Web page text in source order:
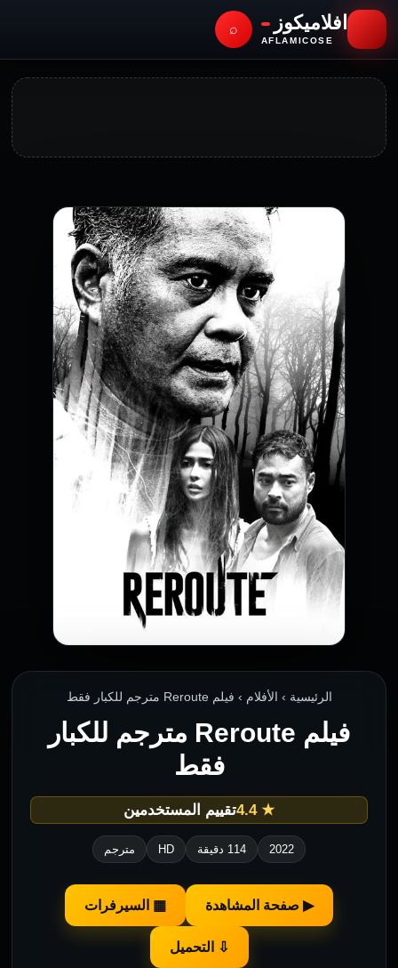
افلاميكوز
AFLAMICOSE
⌕
الرئيسية › الأفلام › فيلم Reroute مترجم للكبار فقط
فيلم Reroute مترجم للكبار
فقط
★ 4.4 تقييم المستخدمين
2022 114 دقيقة HD مترجم
▶ صفحة المشاهدة ▦ السيرفرات
⇩ التحميل